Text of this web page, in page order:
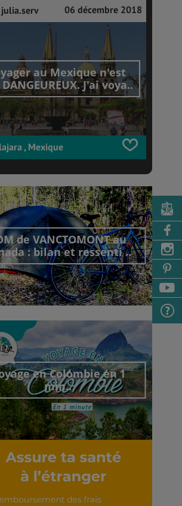
julia.serv 06 décembre 2018
au Mexique n'est
DANGEUREUX. J'ai voya..
, Mexique
de VANCTOMONT au
: bilan et ressenti ..
Découvrir cet interview
en Colombie en 1
min..
Découvrir cet interview